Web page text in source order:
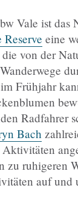
Vale ist das
eine
von der
Frühjahr
Radfahrer
Bach
zu ruhigeren
auf und